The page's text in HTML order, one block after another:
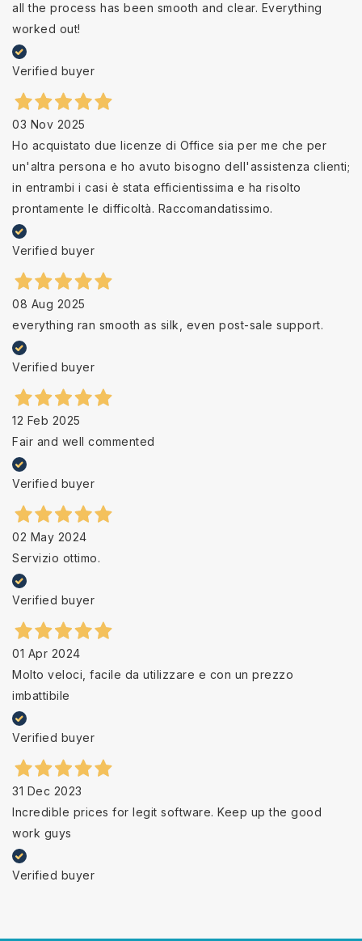
all the process has been smooth and clear. Everything
worked out!
Verified buyer
03 Nov 2025
Ho acquistato due licenze di Office sia per me che per
un'altra persona e ho avuto bisogno dell'assistenza clienti;
in entrambi i casi è stata efficientissima e ha risolto
prontamente le difficoltà. Raccomandatissimo.
Verified buyer
08 Aug 2025
everything ran smooth as silk, even post-sale support.
Verified buyer
12 Feb 2025
Fair and well commented
Verified buyer
02 May 2024
Servizio ottimo.
Verified buyer
01 Apr 2024
Molto veloci, facile da utilizzare e con un prezzo
imbattibile
Verified buyer
31 Dec 2023
Incredible prices for legit software. Keep up the good
work guys
Verified buyer